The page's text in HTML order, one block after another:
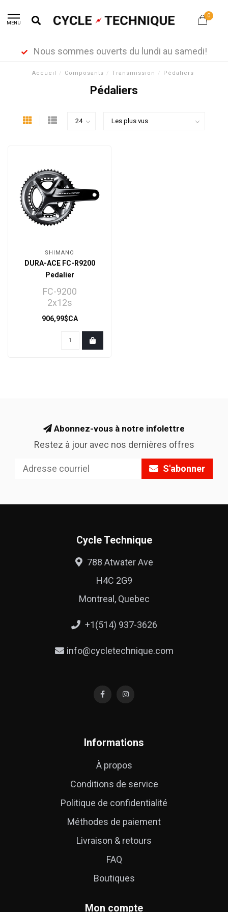
MENU
0
Nous sommes ouverts du lundi au samedi!
Accueil / Composants / Transmission / Pédaliers
Pédaliers
SHIMANO
DURA-ACE FC-R9200
Pedalier
FC-9200
2x12s
50-34T
172.5 bras de levier
906,99$CA
Abonnez-vous à notre infolettre
Restez à jour avec nos dernières offres
S'abonner
Cycle Technique
788 Atwater Ave
H4C 2G9
Montreal, Quebec
+1(514) 937-3626
info@cycletechnique.com
Informations
À propos
Conditions de service
Politique de confidentialité
Méthodes de paiement
Livraison & retours
FAQ
Boutiques
Mon compte